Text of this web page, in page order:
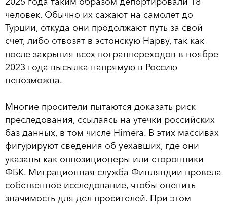
человек. Обычно их сажают на самолет до
Турции, откуда они продолжают путь за свой
счет, либо отвозят в эстонскую Нарву, так как
после закрытия всех погранпереходов в ноябре
2023 года высылка напрямую в Россию
невозможна.
Многие просители пытаются доказать риск
преследования, ссылаясь на утечки российских
баз данных, в том числе Himera. В этих массивах
фигурируют сведения об уехавших, где они
указаны как оппозиционеры или сторонники
ФБК. Миграционная служба Финляндии провела
собственное исследование, чтобы оценить
значимость для дел просителей. При этом